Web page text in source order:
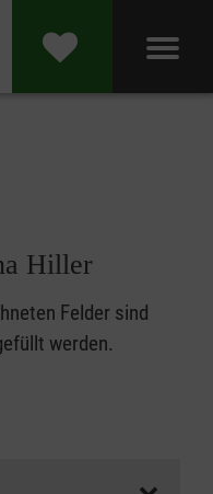
Hiller
Felder sind
werden.